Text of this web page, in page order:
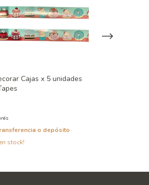
Cajas x 5 unidades
o depósito
en stock!